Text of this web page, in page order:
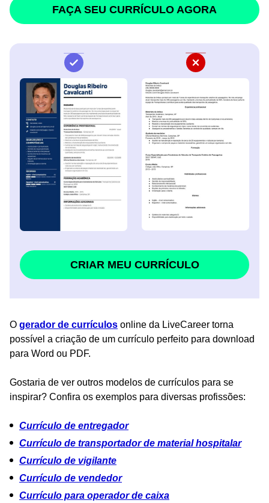
FAÇA SEU CURRÍCULO AGORA
CRIAR MEU CURRÍCULO
O gerador de currículos online da LiveCareer torna
possível a criação de um currículo perfeito para download
para Word ou PDF.
Gostaria de ver outros modelos de currículos para se
inspirar? Confira os exemplos para diversas profissões:
Currículo de entregador
Currículo de transportador de material hospitalar
Currículo de vigilante
Currículo de vendedor
Currículo para operador de caixa